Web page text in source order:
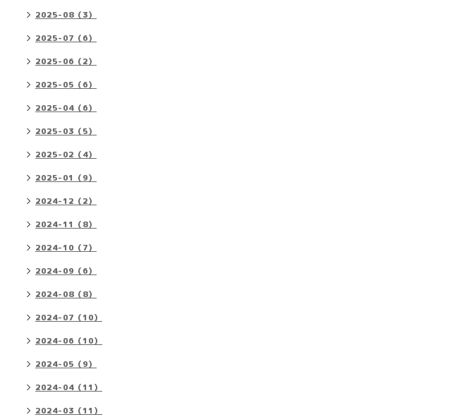
2025-08（3）
2025-07（6）
2025-06（2）
2025-05（6）
2025-04（6）
2025-03（5）
2025-02（4）
2025-01（9）
2024-12（2）
2024-11（8）
2024-10（7）
2024-09（6）
2024-08（8）
2024-07（10）
2024-06（10）
2024-05（9）
2024-04（11）
2024-03（11）